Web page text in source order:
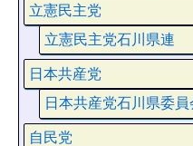
立憲民主党
立憲民主党石川県連
日本共産党
日本共産党石川県委員
自民党